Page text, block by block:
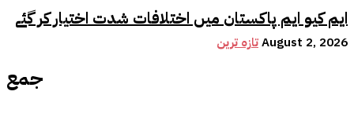
ایم کیو ایم پاکستان میں اختلافات شدت اختیار کر گئے
تازہ ترینAugust 2, 2026
جمع